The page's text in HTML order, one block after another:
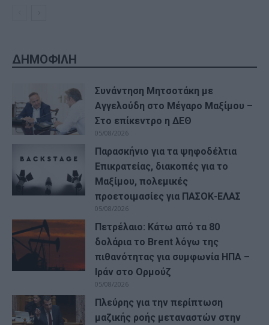
ΔΗΜΟΦΙΛΗ
Συνάντηση Μητσοτάκη με
Αγγελούδη στο Μέγαρο Μαξίμου –
Στο επίκεντρο η ΔΕΘ
05/08/2026
Παρασκήνιο για τα ψηφοδέλτια
Επικρατείας, διακοπές για το
Μαξίμου, πολεμικές
προετοιμασίες για ΠΑΣΟΚ-ΕΛΑΣ
05/08/2026
Πετρέλαιο: Κάτω από τα 80
δολάρια το Brent λόγω της
πιθανότητας για συμφωνία ΗΠΑ –
Ιράν στο Ορμούζ
05/08/2026
Πλεύρης για την περίπτωση
μαζικής ροής μεταναστών στην